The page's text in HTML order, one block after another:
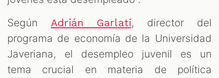
Según Adrián Garlati, director del
programa de economía de la Universidad
Javeriana, el desempleo juvenil es un
tema crucial en materia de política